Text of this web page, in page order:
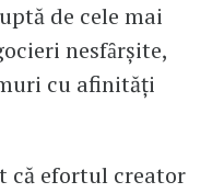
de cele mai
nesfȃrşite,
cu afinităţi
că efortul creator